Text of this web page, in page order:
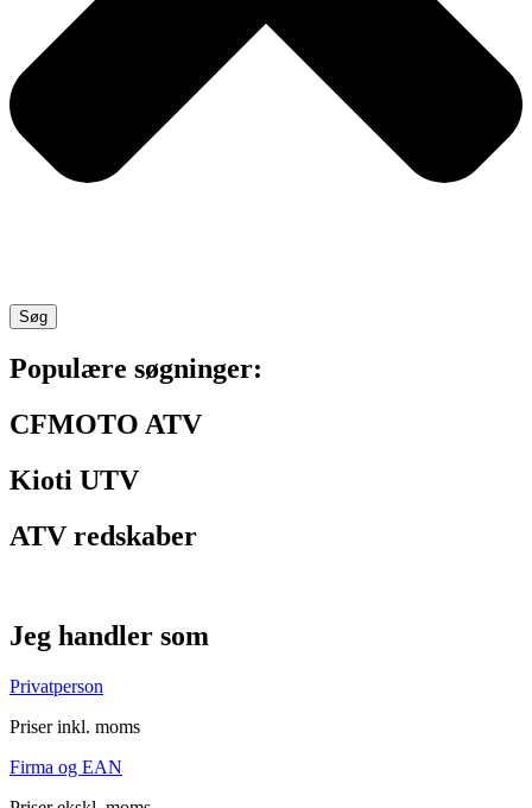
Søg
Populære søgninger:
CFMOTO ATV
Kioti UTV
ATV redskaber
Jeg handler som
Privatperson
Priser inkl. moms
Firma og EAN